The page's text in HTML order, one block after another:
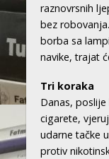
raznovrsnih
bez
borba sa
navike, trajat
Tri koraka
Danas,
cigarete,
udarne tačke
protiv